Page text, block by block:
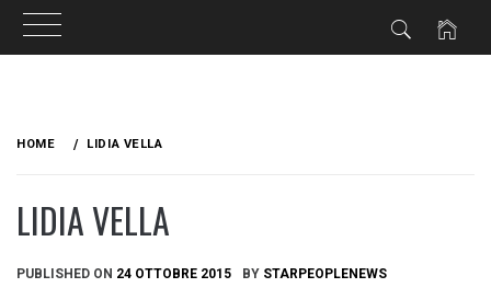
HOME LIDIA VELLA
LIDIA VELLA
PUBLISHED ON 24 OTTOBRE 2015 BY STARPEOPLENEWS